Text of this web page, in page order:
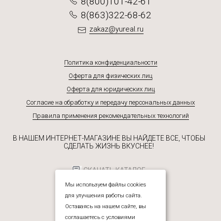
8(863)322-68-62
zakaz@yureal.ru
Политика конфиденциальности
Оферта для физических лиц
Оферта для юридических лиц
Согласие на обработку и передачу персональных данных
Правила применения рекомендательных технологий
В НАШЕМ ИНТЕРНЕТ-МАГАЗИНЕ ВЫ НАЙДЕТЕ ВСЕ, ЧТОБЫ
СДЕЛАТЬ ЖИЗНЬ ВКУСНЕЕ!
СКАЧАТЬ КАТАЛОГ
Мы используем файлы cookies
для улучшения работы сайта.
Оставаясь на нашем сайте, вы
соглашаетесь с условиями